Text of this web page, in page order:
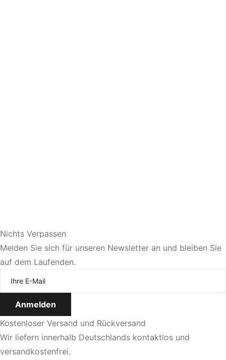
Sie bevorzugen eine persönliche Beratung?
Jetzt Termin vereinbaren
Nichts Verpassen
Melden Sie sich für unseren Newsletter an und bleiben Sie
auf dem Laufenden.
Kostenloser Versand und Rückversand
Wir liefern innerhalb Deutschlands kontaktlos und
versandkostenfrei.